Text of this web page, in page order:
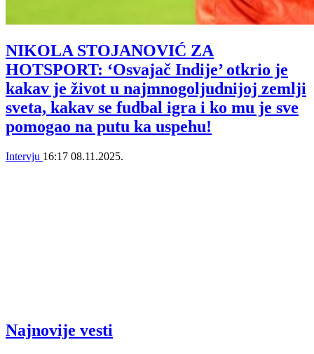
NIKOLA STOJANOVIĆ ZA
HOTSPORT: ‘Osvajač Indije’ otkrio je
kakav je život u najmnogoljudnijoj zemlji
sveta, kakav se fudbal igra i ko mu je sve
pomogao na putu ka uspehu!
Intervju 16:17 08.11.2025.
Najnovije vesti